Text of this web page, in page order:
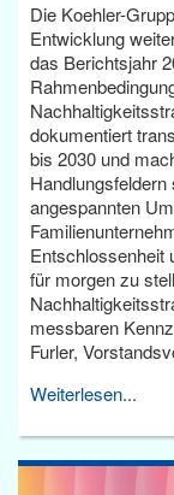
Die Koehler-
Entwicklung
das Berichtsjahr
dokumentiert
bis 2030 und
angespannten
Entschlossenheit
für morgen zu
messbaren
Furler,
Weiterlesen...